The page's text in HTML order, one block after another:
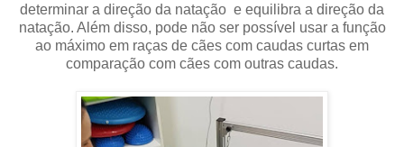
determinar a direção da natação e equilibra a direção da
natação. Além disso, pode não ser possível usar a função
ao máximo em raças de cães com caudas curtas em
comparação com cães com outras caudas.